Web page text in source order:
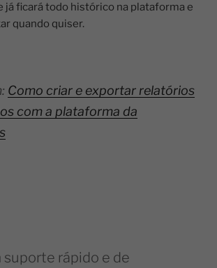
já ficará todo histórico na plataforma e
quando quiser.
Como criar e exportar relatórios
com a plataforma da
suporte rápido e de